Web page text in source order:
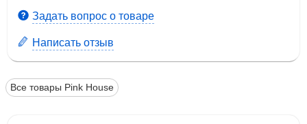
Задать вопрос о товаре
Написать отзыв
Все товары Pink House